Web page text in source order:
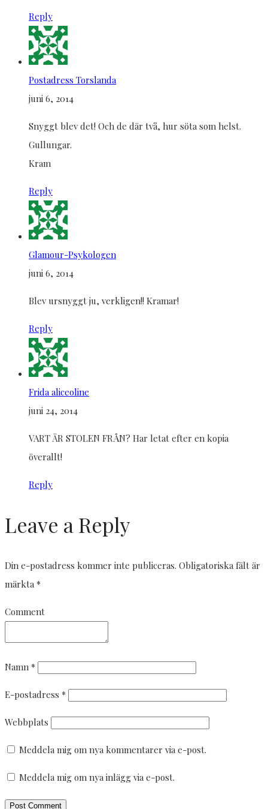
Reply
Postadress Torslanda
juni 6, 2014
Snyggt blev det! Och de där två, hur söta som helst.
Gullungar.
Kram
Reply
Glamour-Psykologen
juni 6, 2014
Blev ursnyggt ju, verkligen!! Kramar!
Reply
Frida aliceoline
juni 24, 2014
VART ÄR STOLEN FRÅN? Har letat efter en kopia
överallt!
Reply
Leave a Reply
Din e-postadress kommer inte publiceras. Obligatoriska fält är
märkta *
Comment
Namn *
E-postadress *
Webbplats
Meddela mig om nya kommentarer via e-post.
Meddela mig om nya inlägg via e-post.